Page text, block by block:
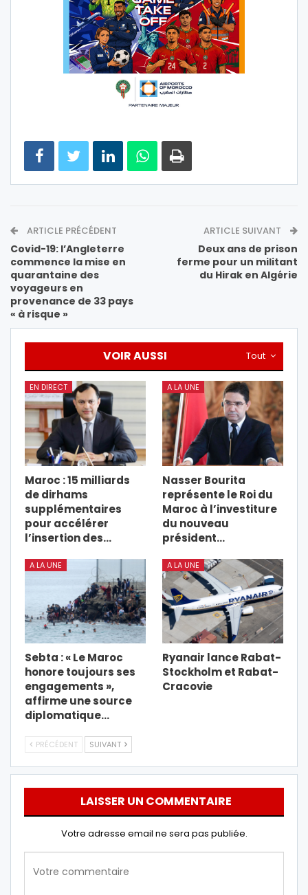
ARTICLE PRÉCÉDENT
Covid-19: l’Angleterre
commence la mise en
quarantaine des
voyageurs en
provenance de 33 pays
« à risque »
ARTICLE SUIVANT
Deux ans de prison
ferme pour un militant
du Hirak en Algérie
Tout
VOIR AUSSI
EN DIRECT
Maroc : 15 milliards
de dirhams
supplémentaires
pour accélérer
l’insertion des…
A LA UNE
Nasser Bourita
représente le Roi du
Maroc à l’investiture
du nouveau
président…
A LA UNE
Sebta : « Le Maroc
honore toujours ses
engagements »,
affirme une source
diplomatique…
A LA UNE
Ryanair lance Rabat-
Stockholm et Rabat-
Cracovie
PRÉCÉDENT SUIVANT
LAISSER UN COMMENTAIRE
Votre adresse email ne sera pas publiée.